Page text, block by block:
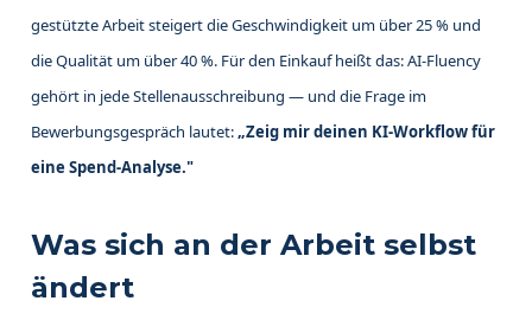
gestützte Arbeit steigert die Geschwindigkeit um über 25 % und
die Qualität um über 40 %. Für den Einkauf heißt das: AI-Fluency
gehört in jede Stellenausschreibung — und die Frage im
Bewerbungsgespräch lautet:„Zeig mir deinen KI-Workflow für
eine Spend-Analyse."
Was sich an der Arbeit selbst
ändert